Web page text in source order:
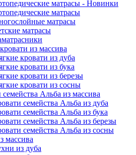
матрасы - Новинки
матрасы
матрасы
матрасы
из массива
кровати из дуба
кровати из бука
кровати из березы
кровати из сосны
Альба из массива
семейства Альба из дуба
семейства Альба из бука
семейства Альба из березы
семейства Альба из сосны
массива
из дуба